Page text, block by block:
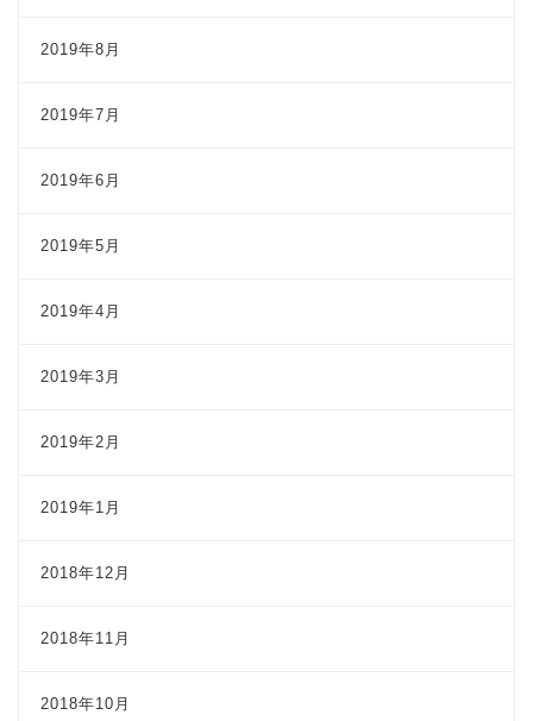
2019年8月
2019年7月
2019年6月
2019年5月
2019年4月
2019年3月
2019年2月
2019年1月
2018年12月
2018年11月
2018年10月